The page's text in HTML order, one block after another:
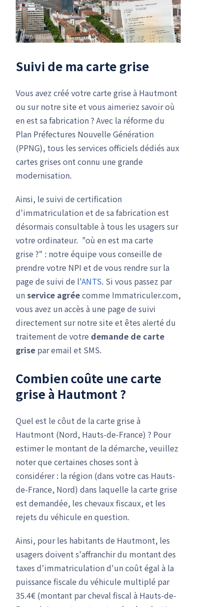
Suivi de ma carte grise
Vous avez créé votre carte grise à Hautmont
ou sur notre site et vous aimeriez savoir où
en est sa fabrication ? Avec la réforme du
Plan Préfectures Nouvelle Génération
(PPNG), tous les services officiels dédiés aux
cartes grises ont connu une grande
modernisation.
Ainsi, le suivi de certification
d'immatriculation et de sa fabrication est
désormais consultable à tous les usagers sur
votre ordinateur. "où en est ma carte
grise ?" : notre équipe vous conseille de
prendre votre NPI et de vous rendre sur la
page de suivi de l'ANTS. Si vous passez par
unservice agréecomme Immatriculer.com,
vous avez un accès à une page de suivi
directement sur notre site et êtes alerté du
traitement de votre demande de carte
grise par email et SMS.
Combien coûte une carte
grise à Hautmont ?
Quel est le côut de la carte grise à
Hautmont (Nord, Hauts-de-France) ? Pour
estimer le montant de la démarche, veuillez
noter que certaines choses sont à
considérer : la région (dans votre cas Hauts-
de-France, Nord) dans laquelle la carte grise
est demandée, les chevaux fiscaux, et les
rejets du véhicule en question.
Ainsi, pour les habitants de Hautmont, les
usagers doivent s'affranchir du montant des
taxes d'immatriculation d'un coût égal à la
puissance fiscale du véhicule multiplé par
35.4€ (montant par cheval fiscal à Hauts-de-